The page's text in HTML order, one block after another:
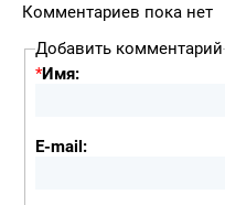
Комментариев пока нет
Добавить комментарий
*Имя:
E-mail: